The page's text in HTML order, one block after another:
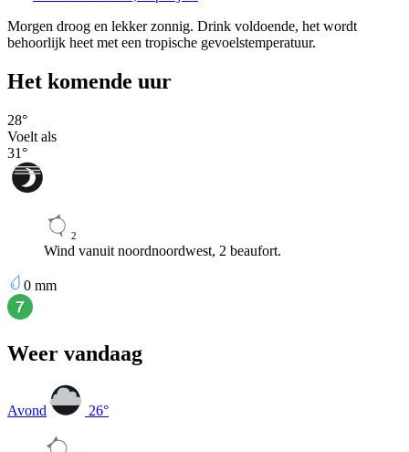
Morgen droog en lekker zonnig. Drink voldoende, het wordt
behoorlijk heet met een tropische gevoelstemperatuur.
Het komende uur
28°
Voelt als
31°
2
Wind vanuit noordnoordwest, 2 beaufort.
0 mm
Weer vandaag
Avond 26°